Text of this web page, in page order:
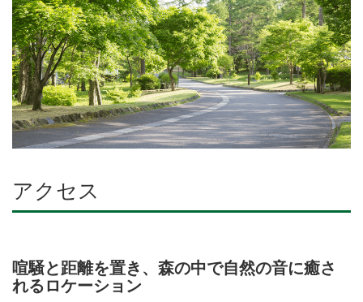
アクセス
喧騒と距離を置き、森の中で自然の音に癒さ
れるロケーション